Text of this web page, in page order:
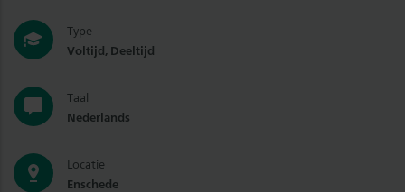
Type
Voltijd, Deeltijd
Taal
Nederlands
Locatie
Enschede